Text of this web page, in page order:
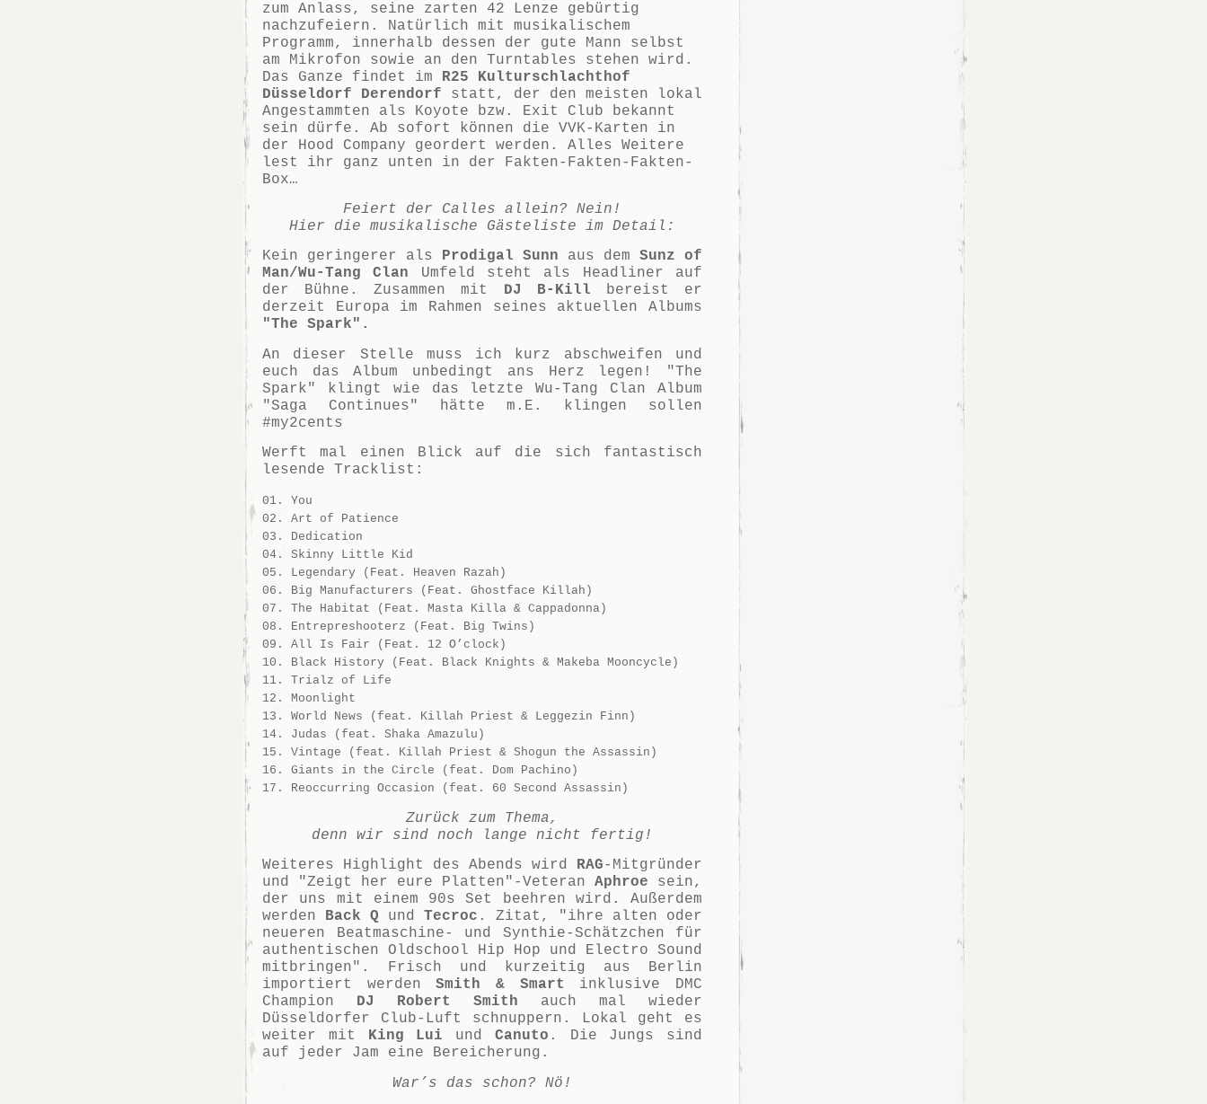
zum Anlass, seine zarten 42 Lenze gebürtig
nachzufeiern. Natürlich mit musikalischem
Programm, innerhalb dessen der gute Mann selbst
am Mikrofon sowie an den Turntables stehen wird.
Das Ganze findet im R25 Kulturschlachthof
Düsseldorf Derendorf statt, der den meisten lokal
Angestammten als Koyote bzw. Exit Club bekannt
sein dürfe. Ab sofort können die VVK-Karten in
der Hood Company geordert werden. Alles Weitere
lest ihr ganz unten in der Fakten-Fakten-Fakten-
Box…
Feiert der Calles allein? Nein!
Hier die musikalische Gästeliste im Detail:
Kein geringerer als Prodigal Sunn aus dem Sunz of
Man/Wu-Tang Clan Umfeld steht als Headliner auf
der Bühne. Zusammen mit DJ B-Kill bereist er
derzeit Europa im Rahmen seines aktuellen Albums
"The Spark".
An dieser Stelle muss ich kurz abschweifen und
euch das Album unbedingt ans Herz legen! "The
Spark" klingt wie das letzte Wu-Tang Clan Album
"Saga Continues" hätte m.E. klingen sollen
#my2cents
Werft mal einen Blick auf die sich fantastisch
lesende Tracklist:
01. You
02. Art of Patience
03. Dedication
04. Skinny Little Kid
05. Legendary (Feat. Heaven Razah)
06. Big Manufacturers (Feat. Ghostface Killah)
07. The Habitat (Feat. Masta Killa & Cappadonna)
08. Entrepreshooterz (Feat. Big Twins)
09. All Is Fair (Feat. 12 O’clock)
10. Black History (Feat. Black Knights & Makeba Mooncycle)
11. Trialz of Life
12. Moonlight
13. World News (feat. Killah Priest & Leggezin Finn)
14. Judas (feat. Shaka Amazulu)
15. Vintage (feat. Killah Priest & Shogun the Assassin)
16. Giants in the Circle (feat. Dom Pachino)
17. Reoccurring Occasion (feat. 60 Second Assassin)
Zurück zum Thema,
denn wir sind noch lange nicht fertig!
Weiteres Highlight des Abends wird RAG-Mitgründer
und "Zeigt her eure Platten"-Veteran Aphroe sein,
der uns mit einem 90s Set beehren wird. Außerdem
werden Back Q und Tecroc . Zitat, "ihre alten oder
neueren Beatmaschine- und Synthie-Schätzchen für
authentischen Oldschool Hip Hop und Electro Sound
mitbringen". Frisch und kurzeitig aus Berlin
importiert werdenSmith & Smart inklusive DMC
Champion DJ Robert Smith auch mal wieder
Düsseldorfer Club-Luft schnuppern. Lokal geht es
weiter mit King Lui und Canuto . Die Jungs sind
auf jeder Jam eine Bereicherung.
War’s das schon? Nö!